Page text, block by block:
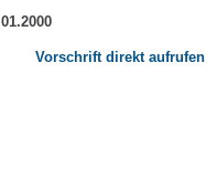
Vorschrift direkt aufrufen